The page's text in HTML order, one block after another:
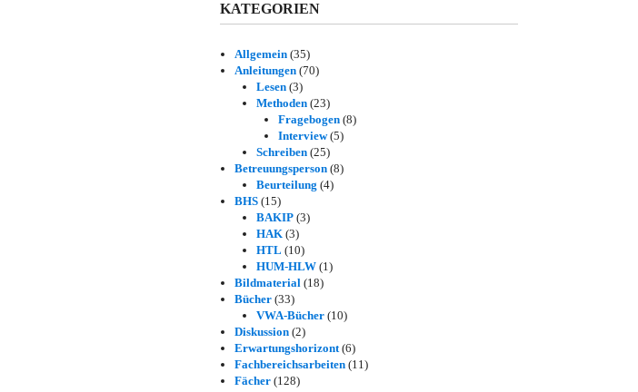
KATEGORIEN
Allgemein (35)
Anleitungen (70)
Lesen (3)
Methoden (23)
Fragebogen (8)
Interview(5)
Schreiben (25)
Betreuungsperson (8)
Beurteilung (4)
BHS (15)
BAKIP (3)
HAK (3)
HTL (10)
HUM-HLW (1)
Bildmaterial (18)
Bücher (33)
VWA-Bücher (10)
Diskussion (2)
Erwartungshorizont(6)
Fachbereichsarbeiten (11)
Fächer (128)